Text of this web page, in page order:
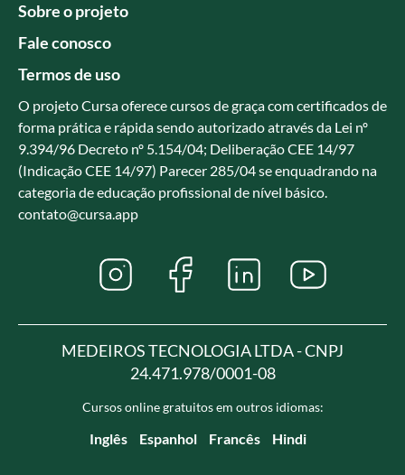
Sobre o projeto
Fale conosco
Termos de uso
O projeto Cursa oferece cursos de graça com certificados de
forma prática e rápida sendo autorizado através da Lei nº
9.394/96 Decreto nº 5.154/04; Deliberação CEE 14/97
(Indicação CEE 14/97) Parecer 285/04 se enquadrando na
categoria de educação profissional de nível básico.
contato@cursa.app
MEDEIROS TECNOLOGIA LTDA - CNPJ
24.471.978/0001-08
Cursos online gratuitos em outros idiomas:
Inglês Espanhol Francês Hindi